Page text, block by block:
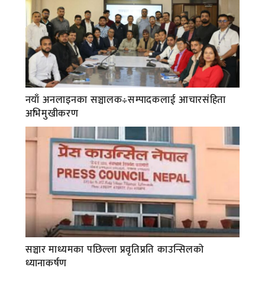
नयाँ अनलाइनका सञ्चालक÷सम्पादकलाई आचारसंहिता
अभिमुखीकरण
सञ्चार माध्यमका पछिल्ला प्रवृतिप्रति काउन्सिलको
ध्यानाकर्षण